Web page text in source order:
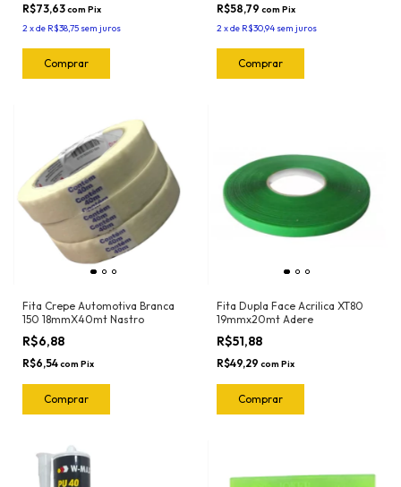
R$73,63com Pix
2xde R$38,75 sem juros
R$58,79 com Pix
2xde R$30,94 sem juros
Fita Crepe Automotiva Branca
150 18mmX40mt Nastro
R$6,88
R$6,54com Pix
Fita Dupla Face Acrilica XT80
19mmx20mt Adere
R$51,88
R$49,29 com Pix